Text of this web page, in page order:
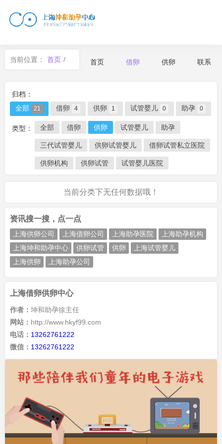
首页 借卵 供卵 联系
当前位置： 首页 /
归档：
全部
21 借卵 4 供卵 1 试管婴儿 0 助孕 0
类型： 全部 借卵 供卵 试管婴儿 助孕
三代试管婴儿 供卵试管婴儿 借卵试管私立医院
供卵机构 供卵试管 试管婴儿医院
当前分类下无任何数据哦！
资讯搜一搜，点一点
上海供卵公司 上海借卵公司 上海助孕医院
上海助孕机构
上海坤和助孕中心
供卵试管 供卵
上海试管婴儿
上海供卵
上海助孕公司
上海借卵供卵中心
作者： 坤和助孕徐主任
网站： http://www.hkyf99.com
电话： 13262761222
微信： 13262761222